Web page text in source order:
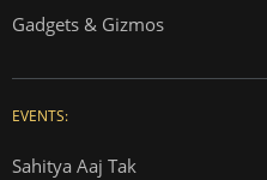
Gadgets & Gizmos
EVENTS:
Sahitya Aaj Tak